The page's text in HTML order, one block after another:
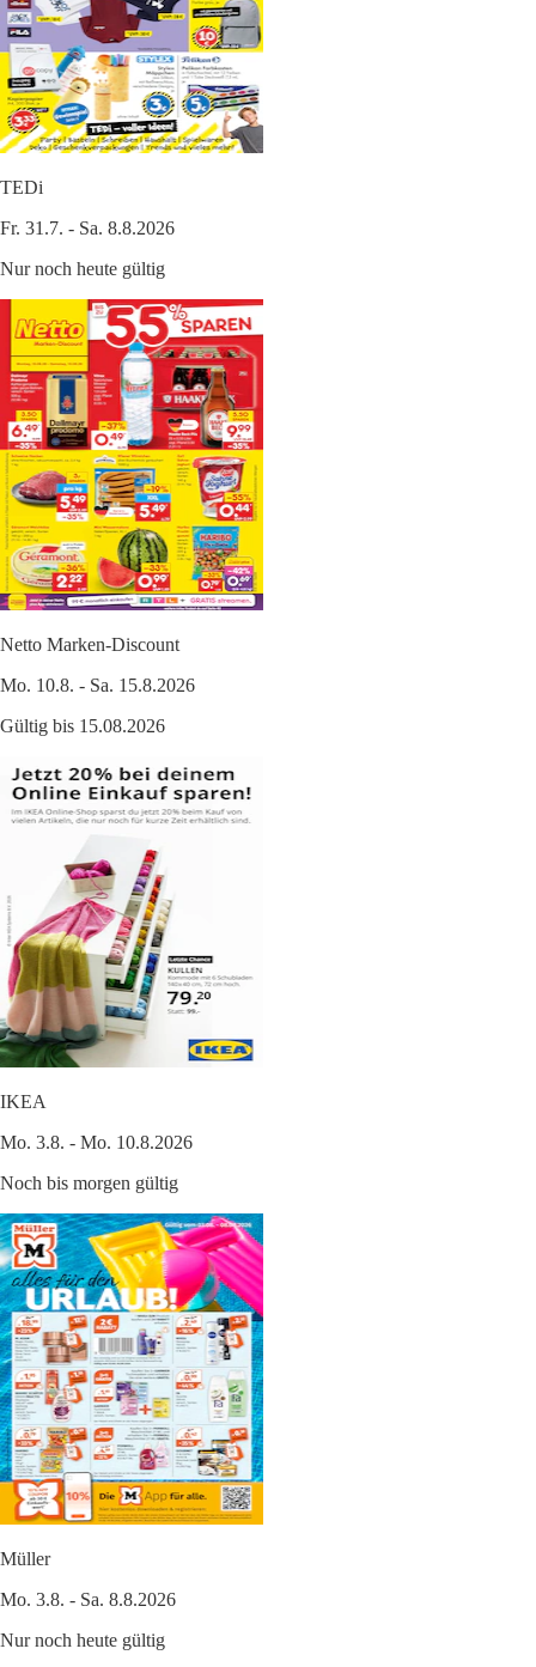
TEDi
Fr. 31.7. - Sa. 8.8.2026
Nur noch heute gültig
Netto Marken-Discount
Mo. 10.8. - Sa. 15.8.2026
Gültig bis 15.08.2026
IKEA
Mo. 3.8. - Mo. 10.8.2026
Noch bis morgen gültig
Müller
Mo. 3.8. - Sa. 8.8.2026
Nur noch heute gültig